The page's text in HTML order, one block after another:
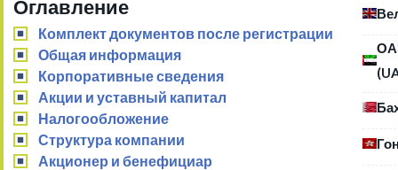
Оглавление
Комплект документов после регистрации
Общая информация
Корпоративные сведения
Акции и уставный капитал
Налогообложение
Структура компании
Акционер и бенефициар